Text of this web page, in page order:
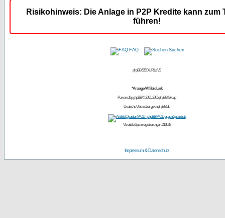
Risikohinweis: Die Anlage in P2P Kredite kann zum
führen!
FAQ Suchen
phpBB SEO URLs V2
*Anzeige / Affiliate Link
Powered byphpBB© 2001, 2005 phpBB Group
Deutsche Übersetzung vonphpBB.de
Vereitelte Spamregistrierungen: 213039
Impressum & Datenschutz